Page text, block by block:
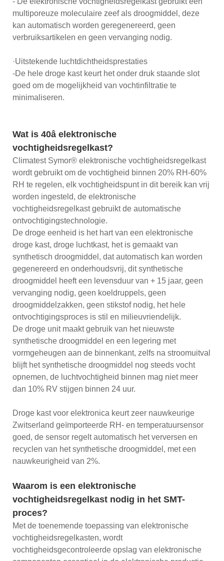
multiporeuze moleculaire zeef als droogmiddel, deze
kan automatisch worden geregenereerd, geen
verbruiksartikelen en geen vervanging nodig.
·Uitstekende luchtdichtheidsprestaties
-De hele droge kast keurt het onder druk staande slot
goed om de mogelijkheid van vochtinfiltratie te
minimaliseren.
Wat is 40â elektronische
vochtigheidsregelkast?
Climatest Symor® elektronische vochtigheidsregelkast
wordt gebruikt om de vochtigheid binnen 20% RH-60%
RH te regelen, elk vochtigheidspunt in dit bereik kan vrij
worden ingesteld, de elektronische
vochtigheidsregelkast gebruikt de automatische
ontvochtigingstechnologie.
De droge eenheid is het hart van een elektronische
droge kast, droge luchtkast, het is gemaakt van
synthetisch droogmiddel, dat automatisch kan worden
gegenereerd en onderhoudsvrij, dit synthetische
droogmiddel heeft een levensduur van + 15 jaar, geen
vervanging nodig, geen koeldruppels, geen
droogmiddelzakken, geen stikstof nodig, het hele
ontvochtigingsproces is stil en milieuvriendelijk.
De droge unit maakt gebruik van het nieuwste
synthetische droogmiddel en een legering met
vormgeheugen aan de binnenkant, zelfs na stroomuitval
blijft het synthetische droogmiddel nog steeds vocht
opnemen, de luchtvochtigheid binnen mag niet meer
dan 10% RV stijgen binnen 24 uur.
Droge kast voor elektronica keurt zeer nauwkeurige
Zwitserland geïmporteerde RH- en temperatuursensor
goed, de sensor regelt automatisch het verversen en
recyclen van het synthetische droogmiddel, met een
nauwkeurigheid van 2%.
Waarom is een elektronische
vochtigheidsregelkast nodig in het SMT-
proces?
Met de toenemende toepassing van elektronische
vochtigheidsregelkasten, wordt
vochtigheidsgecontroleerde opslag van elektronische